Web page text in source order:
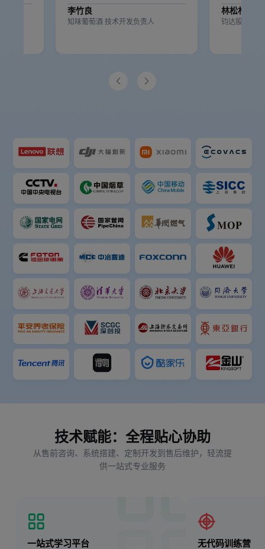
李竹良
知味葡萄酒 技术开发负责人
林松杉
钧达股份信
 
技术赋能：全程贴心协助
从售前咨询、系统搭建、定制开发到售后维护，轻流提
供一站式专业服务
一站式学习平台 无代码训练营